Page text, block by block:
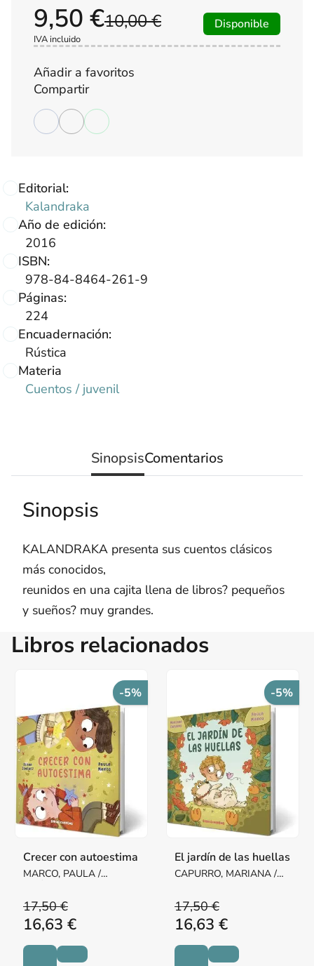
Editorial:
Kalandraka
Año de edición:
2016
ISBN:
978-84-8464-261-9
Páginas:
224
Encuadernación:
Rústica
Materia
Cuentos / juvenil
10,00 €
9,50 €
IVA incluido
Disponible
Añadir a favoritos
Compartir
SinopsisComentarios
Sinopsis
KALANDRAKA presenta sus cuentos clásicos
más conocidos,
reunidos en una cajita llena de libros? pequeños
y sueños? muy grandes.
Libros relacionados
-5%
Crecer con autoestima
MARCO, PAULA /
17,50 €
16,63 €
-5%
El jardín de las huellas
CAPURRO, MARIANA /
17,50 €
16,63 €